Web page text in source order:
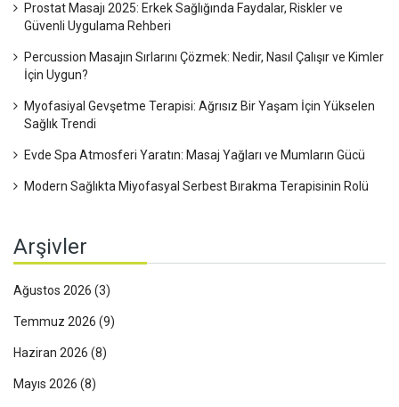
Prostat Masajı 2025: Erkek Sağlığında Faydalar, Riskler ve
Güvenli Uygulama Rehberi
Percussion Masajın Sırlarını Çözmek: Nedir, Nasıl Çalışır ve Kimler
İçin Uygun?
Myofasiyal Gevşetme Terapisi: Ağrısız Bir Yaşam İçin Yükselen
Sağlık Trendi
Evde Spa Atmosferi Yaratın: Masaj Yağları ve Mumların Gücü
Modern Sağlıkta Miyofasyal Serbest Bırakma Terapisinin Rolü
Arşivler
Ağustos 2026 (3)
Temmuz 2026 (9)
Haziran 2026 (8)
Mayıs 2026 (8)